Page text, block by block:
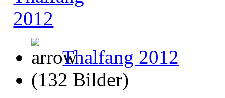
Thalfang 2012
(132 Bilder)